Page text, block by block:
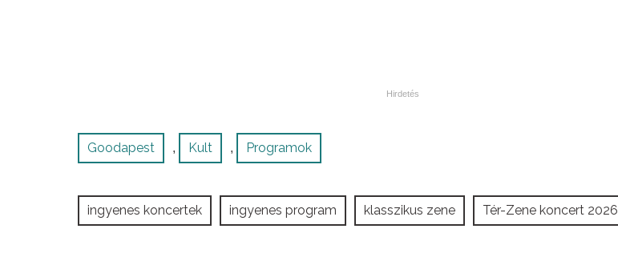
Goodapest , Kult , Programok
ingyenes koncertek ingyenes program klasszikus zene Tér-Zene koncert 2026